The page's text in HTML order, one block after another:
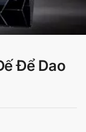
Để Dao